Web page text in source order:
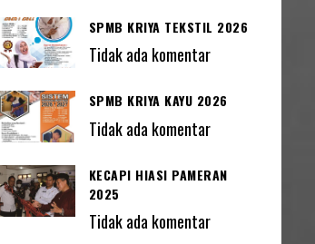
SPMB KRIYA TEKSTIL 2026
Tidak ada komentar
SPMB KRIYA KAYU 2026
Tidak ada komentar
KECAPI HIASI PAMERAN
2025
Tidak ada komentar